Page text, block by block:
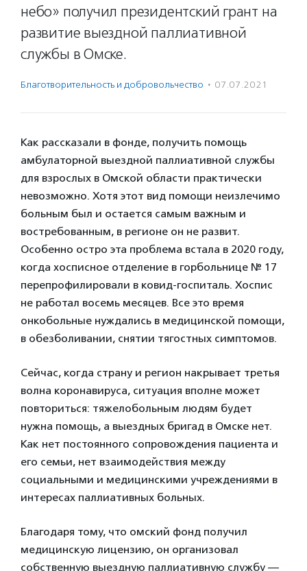
небо» получил президентский грант на
развитие выездной паллиативной
службы в Омске.
Благотвори­тель­ность и доброволь­чест­во · 07.07.2021
Как рассказали в фонде, получить помощь
амбулаторной выездной паллиативной службы
для взрослых в Омской области практически
невозможно. Хотя этот вид помощи неизлечимо
больным был и остается самым важным и
востребованным, в регионе он не развит.
Особенно остро эта проблема встала в 2020 году,
когда хосписное отделение в горбольнице № 17
перепрофилировали в ковид-госпиталь. Хоспис
не работал восемь месяцев. Все это время
онкобольные нуждались в медицинской помощи,
в обезболивании, снятии тягостных симптомов.
Сейчас, когда страну и регион накрывает третья
волна коронавируса, ситуация вполне может
повториться: тяжелобольным людям будет
нужна помощь, а выездных бригад в Омске нет.
Как нет постоянного сопровождения пациента и
его семьи, нет взаимодействия между
социальными и медицинскими учреждениями в
интересах паллиативных больных.
Благодаря тому, что омский фонд получил
медицинскую лицензию, он организовал
собственную выездную паллиативную службу —